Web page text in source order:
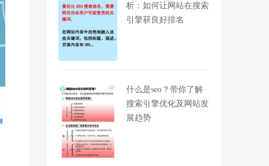
析：如何让网站在搜索
引擎获良好排名
什么是seo？带你了解
搜索引擎优化及网站发
展趋势